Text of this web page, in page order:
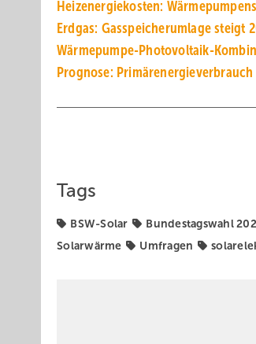
Heizenergiekosten:
Erdgas: Gasspeicherumlage steigt
Wärmepumpe-Photovoltaik-
Prognose:
Tags
BSW-Solar Bundestagswahl
Solarwärme
Umfragen